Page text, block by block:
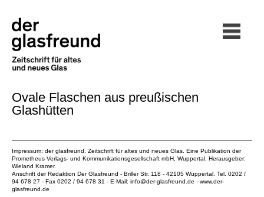
Ovale Flaschen aus preußischen
Glashütten
Impressum: der glasfreund. Zeitschrift für altes und neues Glas. Eine Publikation der
Prometheus Verlags- und Kommunikationsgesellschaft mbH , Wuppertal. Herausgeber:
Wieland Kramer.
Anschrift der Redaktion Der Glasfreund - Briller Str. 118 - 42105 Wuppertal. Tel. 0202 /
94 678 27 - Fax 0202 / 94 678 31 - E-Mail: info@der-glasfreund.de - www.der-
glasfreund.de